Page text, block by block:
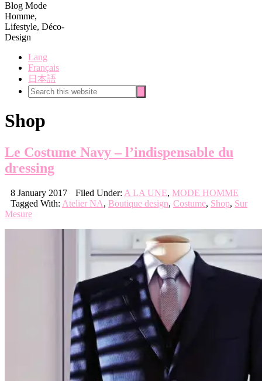
Blog Mode
Homme,
Lifestyle, Déco-
Design
Lang
Français
日本語
Search
this
Shop
Le Costume Navy – l’indispensable du
dressing
8 January 2017 Filed Under: A LA UNE, MODE HOMME
Tagged With: Atelier NA, Boutique design, Costume, Shop, Sur
Mesure